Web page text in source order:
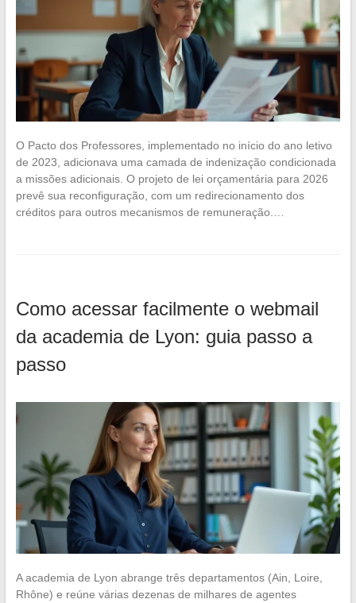
O Pacto dos Professores, implementado no início do ano letivo
de 2023, adicionava uma camada de indenização condicionada
a missões adicionais. O projeto de lei orçamentária para 2026
prevê sua reconfiguração, com um redirecionamento dos
créditos para outros mecanismos de remuneração.…
Como acessar facilmente o webmail
da academia de Lyon: guia passo a
passo
A academia de Lyon abrange três departamentos (Ain, Loire,
Rhône) e reúne várias dezenas de milhares de agentes